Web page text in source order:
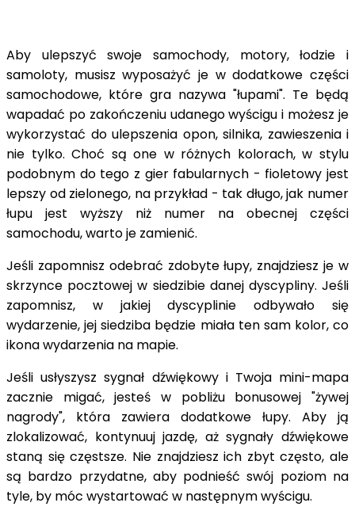
Aby ulepszyć swoje samochody, motory, łodzie i
samoloty, musisz wyposażyć je w dodatkowe części
samochodowe, które gra nazywa "łupami". Te będą
wapadać po zakończeniu udanego wyścigu i możesz je
wykorzystać do ulepszenia opon, silnika, zawieszenia i
nie tylko. Choć są one w różnych kolorach, w stylu
podobnym do tego z gier fabularnych - fioletowy jest
lepszy od zielonego, na przykład - tak długo, jak numer
łupu jest wyższy niż numer na obecnej części
samochodu, warto je zamienić.
Jeśli zapomnisz odebrać zdobyte łupy, znajdziesz je w
skrzynce pocztowej w siedzibie danej dyscypliny. Jeśli
zapomnisz, w jakiej dyscyplinie odbywało się
wydarzenie, jej siedziba będzie miała ten sam kolor, co
ikona wydarzenia na mapie.
Jeśli usłyszysz sygnał dźwiękowy i Twoja mini-mapa
zacznie migać, jesteś w pobliżu bonusowej "żywej
nagrody", która zawiera dodatkowe łupy. Aby ją
zlokalizować, kontynuuj jazdę, aż sygnały dźwiękowe
staną się częstsze. Nie znajdziesz ich zbyt często, ale
są bardzo przydatne, aby podnieść swój poziom na
tyle, by móc wystartować w następnym wyścigu.